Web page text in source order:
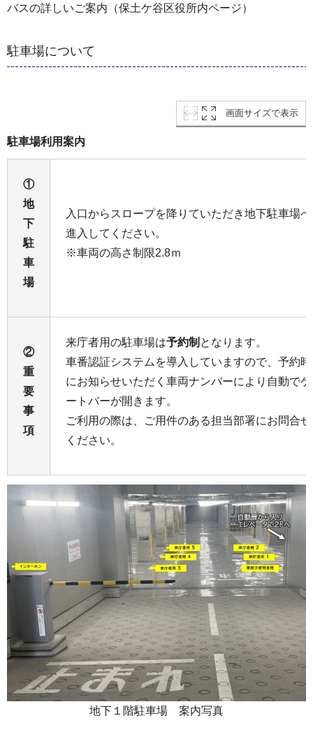
バスの詳しいご案内（保土ケ谷区役所内ページ）
駐車場について
画面サイズで表示
駐車場利用案内
①
地
下
駐
車
場
入口からスロープを降りていただき地下駐車場へ
進入してください。
※車両の高さ制限2.8ｍ
②
重
要
事
項
来庁者用の駐車場は予約制 となります。
車番認証システムを導入していますので、予約時
にお知らせいただく車両ナンバーにより自動でゲ
ートバーが開きます。
ご利用の際は、ご用件のある担当部署にお問合せ
ください。
地下１階駐車場 案内写真